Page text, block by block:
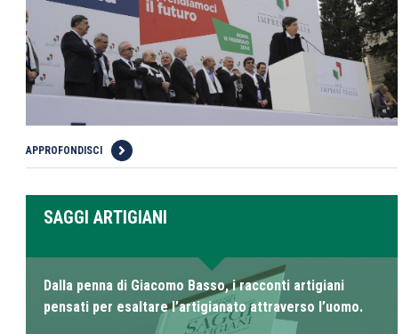
APPROFONDISCI
SAGGI ARTIGIANI
Dalla penna di Giacomo Basso, i racconti artigiani
pensati per esaltare l’artigianato attraverso l’uomo.